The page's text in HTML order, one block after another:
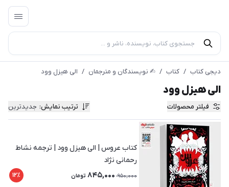
دیجی کتاب / کتاب / ✍︎ نویسندگان و مترجمان / الی هیزل‌ وود
الی هیزل‌ وود
فیلتر محصولات ترتیب نمایش: جدیدترین
کتاب عروس | الی هیزل‌ وود | ترجمه نشاط
رحمانی‌ نژاد
950,000
845,000 تومان 12٪